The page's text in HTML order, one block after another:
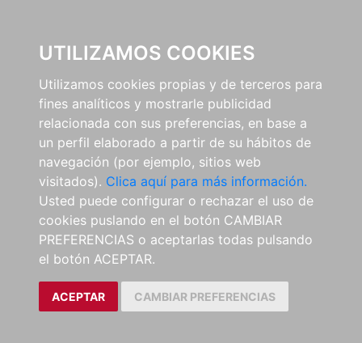
UTILIZAMOS COOKIES
Utilizamos cookies propias y de terceros para
fines analíticos y mostrarle publicidad
relacionada con sus preferencias, en base a
un perfil elaborado a partir de su hábitos de
navegación (por ejemplo, sitios web
visitados). Clica aquí para más información.
Usted puede configurar o rechazar el uso de
cookies puslando en el botón CAMBIAR
PREFERENCIAS o aceptarlas todas pulsando
el botón ACEPTAR.
ACEPTAR CAMBIAR PREFERENCIAS